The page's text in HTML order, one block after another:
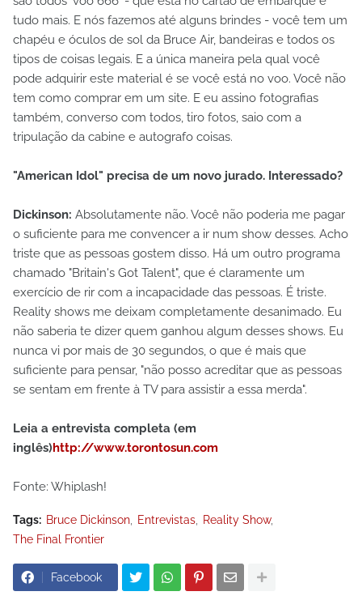
tudo mais. E nós fazemos até alguns brindes - você tem um
chapéu e óculos de sol da Bruce Air, bandeiras e todos os
tipos de coisas legais. E a única maneira pela qual você
pode adquirir este material é se você está no voo. Você não
tem como comprar em um site. E eu assino fotografias
também, converso com todos, tiro fotos, saio com a
tripulação da cabine e autografo coisas.
"American Idol" precisa de um novo jurado. Interessado?
Dickinson: Absolutamente não. Você não poderia me pagar
o suficiente para me convencer a ir num show desses. Acho
triste que as pessoas gostem disso. Há um outro programa
chamado "Britain's Got Talent", que é claramente um
exercício de rir com a incapacidade das pessoas. É triste.
Reality shows me deixam completamente desanimado. Eu
não saberia te dizer quem ganhou algum desses shows. Eu
nunca vi por mais de 30 segundos, o que é mais que
suficiente para pensar, "não posso acreditar que as pessoas
se sentam em frente à TV para assistir a essa merda".
Leia a entrevista completa (em
inglês) http://www.torontosun.com
Fonte: Whiplash!
Tags: Bruce Dickinson Entrevistas
Reality Show
The Final Frontier
Facebook